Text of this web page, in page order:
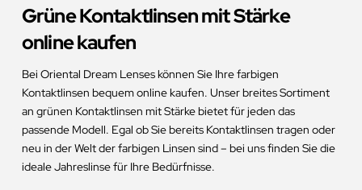
Grüne Kontaktlinsen mit Stärke
online kaufen
Bei Oriental Dream Lenses können Sie Ihre farbigen
Kontaktlinsen bequem online kaufen. Unser breites Sortiment
an grünen Kontaktlinsen mit Stärke bietet für jeden das
passende Modell. Egal ob Sie bereits Kontaktlinsen tragen oder
neu in der Welt der farbigen Linsen sind – bei uns finden Sie die
ideale Jahreslinse für Ihre Bedürfnisse.